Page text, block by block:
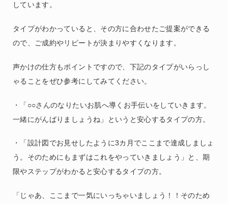
しています。
タイプがわかっていると、その方に合わせたご提案ができる
ので、ご成約やリピートが決まりやすくなります。
声かけの仕方もポイントですので、下記のタイプがいらっし
ゃることをぜひ参考にしてみてください。
・「○○さんのなりたいお肌へ導くお手伝いをしていきます。
一緒にがんばりましょうね」というと安心するタイプの方。
・「設計図でお見せしたように3カ月でここまで達成しましょ
う。そのためにもまずはこれをやっていきましょう」と、期
限やステップがわかると安心するタイプの方。
「じゃあ、ここまで一気にいっちゃいましょう！！そのため